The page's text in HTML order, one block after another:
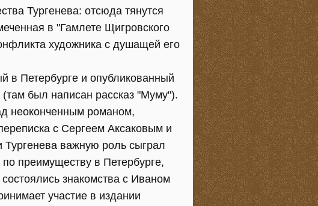
Тургенева: отсюда тянутся
в "Гамлете Щигровского
художника с душащей его
в Петербурге и опубликованный
был написан рассказ "Муму").
неоконченным романом,
с Сергеем Аксаковым и
Тургенева важную роль сыграл
преимуществу в Петербурге,
знакомства с Иваном
участие в издании